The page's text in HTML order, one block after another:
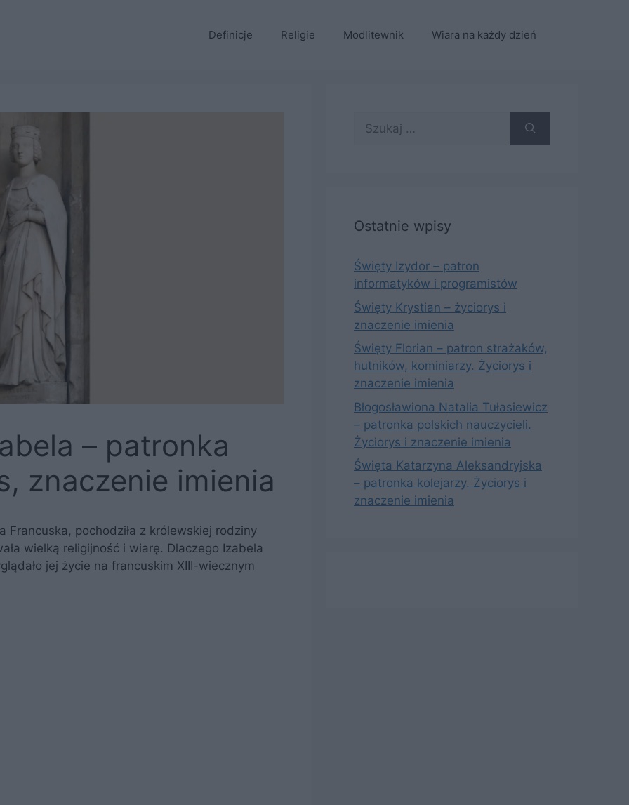
Definicje Religie Modlitewnik Wiara na każdy dzień
– patronka
znaczenie imienia
Francuska, pochodziła z królewskiej rodziny
wielką religijność i wiarę. Dlaczego Izabela
jej życie na francuskim XIII-wiecznym
Ostatnie wpisy
Święty Izydor – patron
informatyków i programistów
Święty Krystian – życiorys i
znaczenie imienia
Święty Florian – patron strażaków,
hutników, kominiarzy. Życiorys i
znaczenie imienia
Błogosławiona Natalia Tułasiewicz
– patronka polskich nauczycieli.
Życiorys i znaczenie imienia
Święta Katarzyna Aleksandryjska
– patronka kolejarzy. Życiorys i
znaczenie imienia